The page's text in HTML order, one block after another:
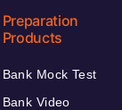
Preparation
Products
Bank Mock Test
Bank Video